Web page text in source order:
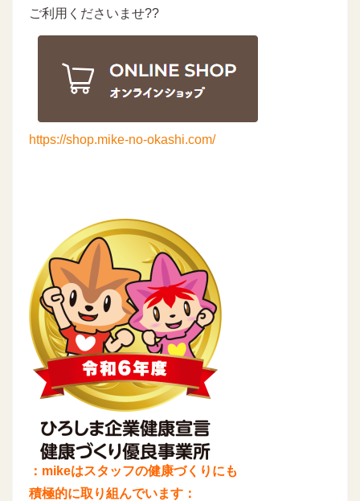
ご利用くださいませ??
https://shop.mike-no-okashi.com/
：mikeはスタッフの健康づくりにも
積極的に取り組んでいます：